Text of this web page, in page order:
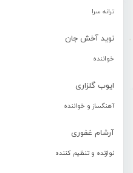
ترانه سرا
نوید آخش جان
خواننده
ایوب گلزاری
آهنگساز و خواننده
آرشام غفوری
نوازنده و تنظیم کننده